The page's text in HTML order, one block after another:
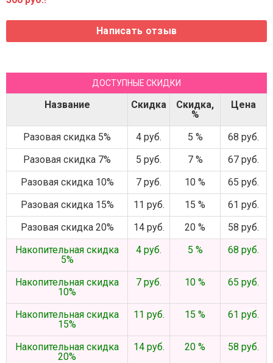
ДОСТУПНЫЕ СКИДКИ
Название Скидка
Скидка,
%
Цена
Разовая скидка 5% 4 руб. 5 %
68 руб.
Разовая скидка 7%
5 руб. 7 %
67 руб.
Разовая скидка 10%
7 руб. 10 %
65 руб.
Разовая скидка 15%
11 руб. 15 %
61 руб.
Разовая скидка 20%
14 руб. 20 %
58 руб.
Накопительная скидка
5%
4 руб. 5 % 68 руб.
Накопительная скидка
10%
7 руб. 10 % 65 руб.
Накопительная скидка
15%
11 руб. 15 % 61 руб.
Накопительная скидка
20%
14 руб. 20 % 58 руб.